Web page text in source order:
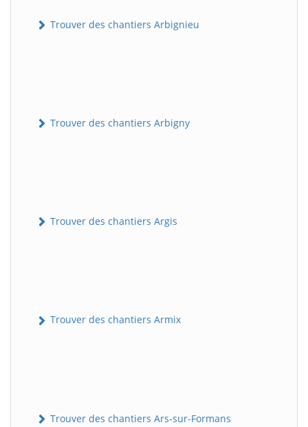
Trouver des chantiers Arbignieu
Trouver des chantiers Arbigny
Trouver des chantiers Argis
Trouver des chantiers Armix
Trouver des chantiers Ars-sur-Formans